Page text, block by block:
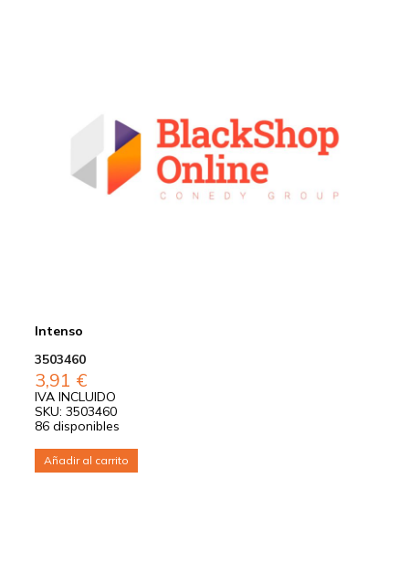
Intenso
3503460
3,91 €
IVA INCLUIDO
SKU: 3503460
86 disponibles
Añadir al carrito